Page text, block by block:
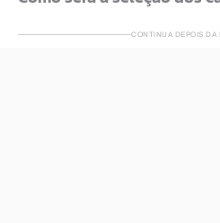
CONTINUA DEPOIS DA